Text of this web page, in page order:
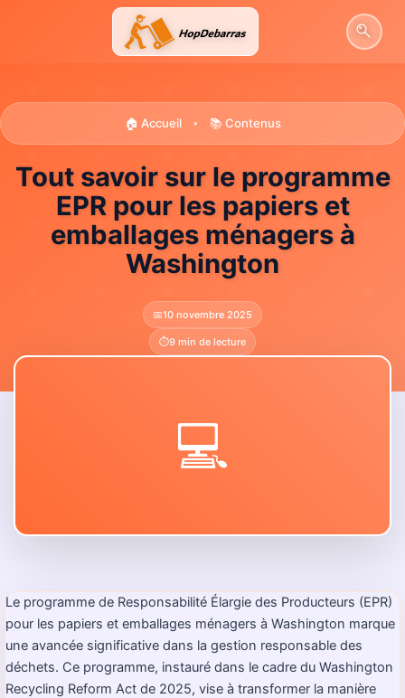
🏠 Accueil • 📚 Contenus
Tout savoir sur le programme
EPR pour les papiers et
emballages ménagers à
Washington
📅10 novembre 2025
⏱️9 min de lecture
💻
Le programme de Responsabilité Élargie des Producteurs (EPR)
pour les papiers et emballages ménagers à Washington marque
une avancée significative dans la gestion responsable des
déchets. Ce programme, instauré dans le cadre du Washington
Recycling Reform Act de 2025, vise à transformer la manière